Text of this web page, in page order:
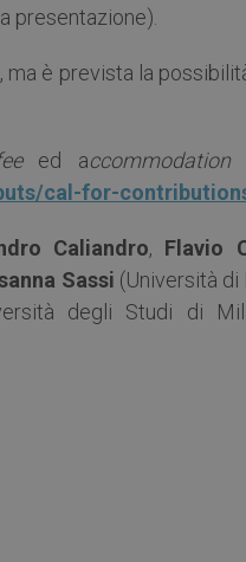
presentazione).
è prevista la
ed accommodation
cal-for-
Caliandro, Flavio
Sassi (Università di
degli Studi di